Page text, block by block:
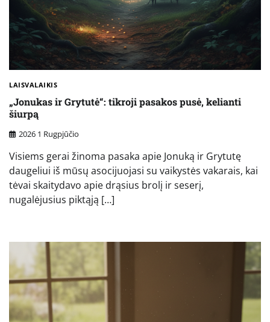
LAISVALAIKIS
„Jonukas ir Grytutė“: tikroji pasakos pusė, kelianti
šiurpą
2026 1 Rugpjūčio
Visiems gerai žinoma pasaka apie Jonuką ir Grytutę
daugeliui iš mūsų asocijuojasi su vaikystės vakarais, kai
tėvai skaitydavo apie drąsius brolį ir seserį,
nugalėjusius piktąją […]